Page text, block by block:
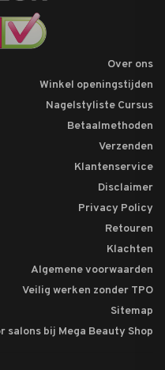
Over ons
Winkel openingstijden
Nagelstyliste Cursus
Betaalmethoden
Verzenden
Klantenservice
Disclaimer
Privacy Policy
Retouren
Klachten
Algemene voorwaarden
Veilig werken zonder TPO
Sitemap
bij Mega Beauty Shop